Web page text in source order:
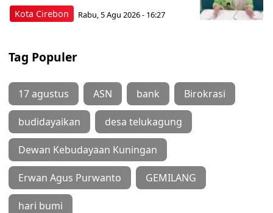
Kota Cirebon Rabu, 5 Agu 2026 - 16:27
Tag Populer
17 agustus ASN bank Birokrasi
budidayaikan desa telukagung
Dewan Kebudayaan Kuningan
Erwan Agus Purwanto GEMILANG
hari bumi